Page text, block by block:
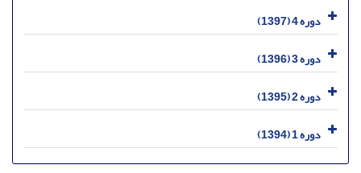
دوره 4 (1397)
دوره 3 (1396)
دوره 2 (1395)
دوره 1 (1394)